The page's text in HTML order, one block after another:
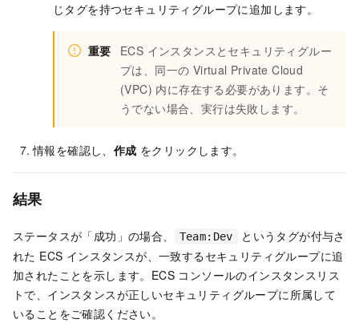
じタグを持つセキュリティグループに追加します。
重要
ECS インスタンスとセキュリティグルー
プは、同一の Virtual Private Cloud
(VPC) 内に存在する必要があります。そ
うでない場合、実行は失敗します。
情報を確認し、 作成 をクリックします。
結果
ステータスが「成功」の場合、 Team:Dev
というタグが付与さ
れた ECS インスタンスが、一致するセキュリティグループに追
加されたことを示します。ECS コンソールのインスタンスリス
トで、インスタンスが正しいセキュリティグループに所属して
いることをご確認ください。